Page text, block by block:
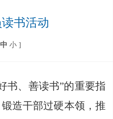
书活动
中 小 ]
书、善读书”的重要指
造干部过硬本领，推